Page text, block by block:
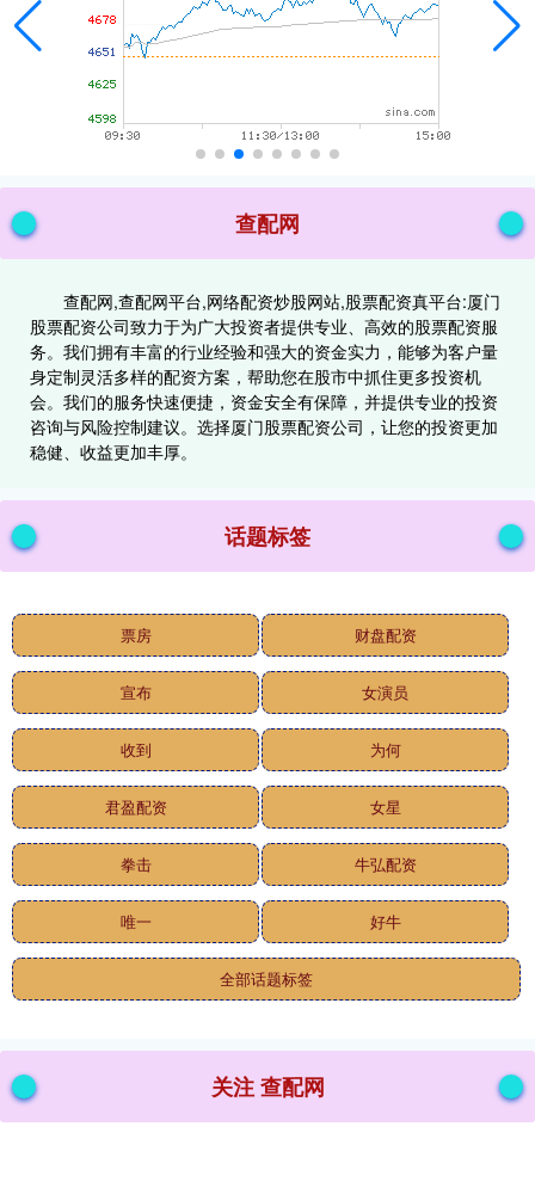
查配网
查配网,查配网平台,网络配资炒股网站,股票配资真平台:厦门
股票配资公司致力于为广大投资者提供专业、高效的股票配资服
务。我们拥有丰富的行业经验和强大的资金实力，能够为客户量
身定制灵活多样的配资方案，帮助您在股市中抓住更多投资机
会。我们的服务快速便捷，资金安全有保障，并提供专业的投资
咨询与风险控制建议。选择厦门股票配资公司，让您的投资更加
稳健、收益更加丰厚。
话题标签
票房 财盘配资
宣布 女演员
收到 为何
君盈配资 女星
拳击 牛弘配资
唯一 好牛
全部话题标签
关注 查配网